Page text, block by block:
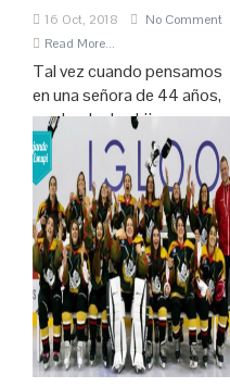
16 Oct, 2018
No Comment
Read More...
Tal vez cuando pensamos
en una señora de 44 años,
madre de dos hijos, nos
vengan a la cabeza muchas
imágenes, aunque
probablemente ninguna de
ellas sea la de una jugadora
de baloncesto, alero, que
juega en Liga2, o lo que es
lo mismo,